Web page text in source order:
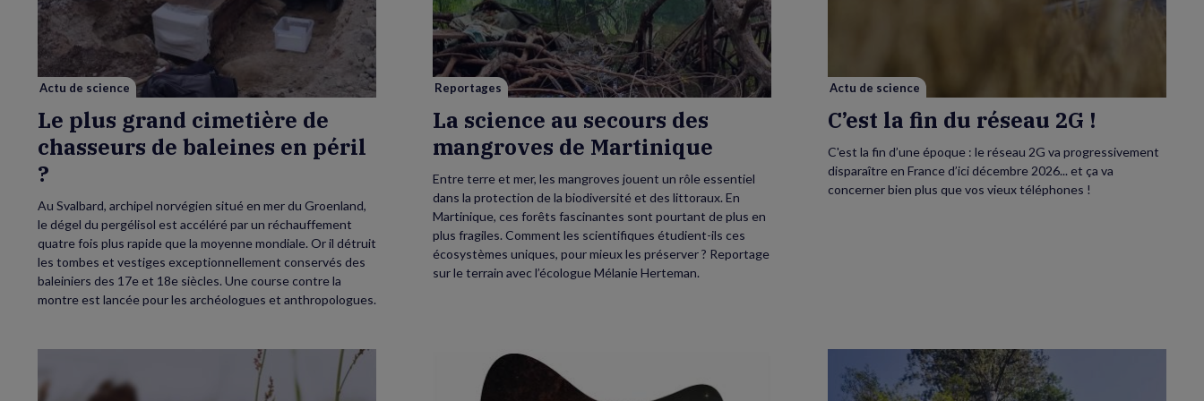
grand
cimetière
chasseurs
de
baleines
en
?
Actu de science
Le plus grand cimetière de
chasseurs de baleines en péril
?
Au Svalbard, archipel norvégien situé en mer du Groenland,
le dégel du pergélisol est accéléré par un réchauffement
quatre fois plus rapide que la moyenne mondiale. Or il détruit
les tombes et vestiges exceptionnellement conservés des
baleiniers des 17e et 18e siècles. Une course contre la
montre est lancée pour les archéologues et anthropologues.
au
secours
des
mangroves
de
Martinique
Reportages
La science au secours des
mangroves de Martinique
Entre terre et mer, les mangroves jouent un rôle essentiel
dans la protection de la biodiversité et des littoraux. En
Martinique, ces forêts fascinantes sont pourtant de plus en
plus fragiles. Comment les scientifiques étudient-ils ces
écosystèmes uniques, pour mieux les préserver ? Reportage
sur le terrain avec l’écologue Mélanie Herteman.
Actu de science
C’est la fin du réseau 2G !
C'est la fin d’une époque : le réseau 2G va progressivement
disparaître en France d’ici décembre 2026... et ça va
concerner bien plus que vos vieux téléphones !